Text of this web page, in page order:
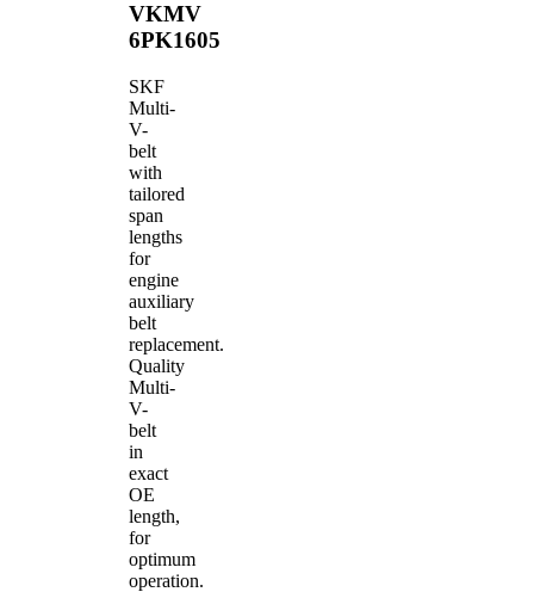
VKMV
6PK1605
SKF
Multi-
V-
belt
with
tailored
span
lengths
for
engine
auxiliary
belt
replacement.
Quality
Multi-
V-
belt
in
exact
OE
length,
for
optimum
operation.